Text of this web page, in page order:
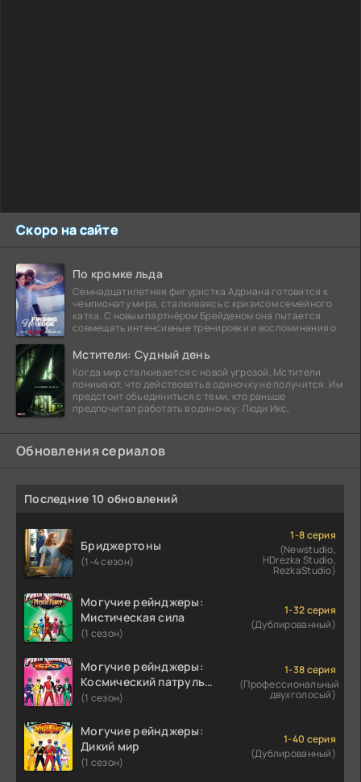
Скоро на сайте
По кромке льда
Семнадцатилетняя фигуристка Адриана готовится к
чемпионату мира, сталкиваясь с кризисом семейного
катка. С новым партнёром Брейденом она пытается
совмещать интенсивные тренировки и воспоминания о
Мстители: Судный день
Когда мир сталкивается с новой угрозой, Мстители
понимают, что действовать в одиночку не получится. Им
предстоит объединиться с теми, кто раньше
предпочитал работать в одиночку: Люди Икс,
Обновления сериалов
Последние 10 обновлений
Бриджертоны
(1-4 сезон)
1-8 серия
(Newstudio,
HDrezka Studio,
RezkaStudio)
Могучие рейнджеры:
Мистическая сила
(1 сезон)
1-32 серия
(Дублированный)
Могучие рейнджеры:
Космический патруль
Дельта
(1 сезон)
1-38 серия
(Профессиональный
двухголосый)
Могучие рейнджеры:
Дикий мир
(1 сезон)
1-40 серия
(Дублированный)